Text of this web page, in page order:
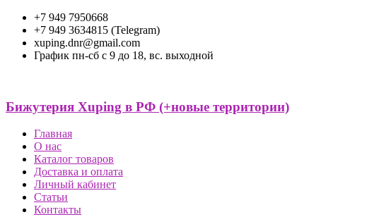
+7 949 7950668
+7 949 3634815 (Telegram)
xuping.dnr@gmail.com
График пн-сб с 9 до 18, вс. выходной
Бижутерия Xuping в РФ (+новые территории)
Главная
О нас
Каталог товаров
Доставка и оплата
Личный кабинет
Статьи
Контакты